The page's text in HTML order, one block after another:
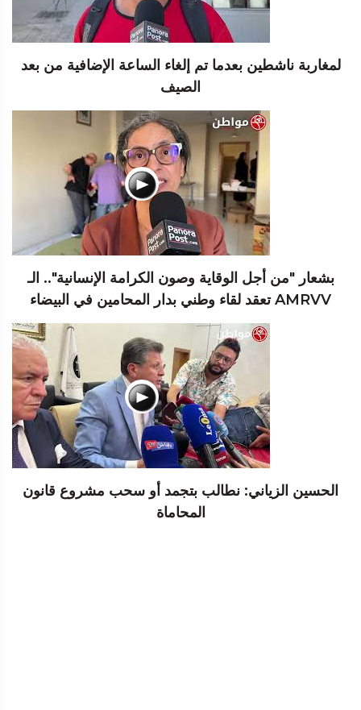
لمغاربة ناشطين بعدما تم إلغاء الساعة الإضافية من بعد
الصيف
بشعار "من أجل الوقاية وصون الكرامة الإنسانية".. الـ
AMRVV تعقد لقاء وطني بدار المحامين في البيضاء
الحسين الزياني: نطالب بتجمد أو سحب مشروع قانون
المحاماة